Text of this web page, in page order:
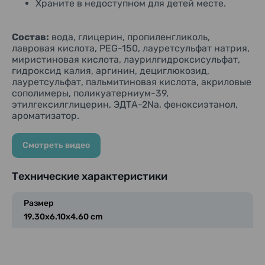
Храните в недоступном для детей месте.
Состав: вода, глицерин, пропиленгликоль,
лавровая кислота, PEG-150, лауретсульфат натрия,
миристиновая кислота, лаурилгидроксисульфат,
гидроксид калия, аргинин, дециглюкозид,
лауретсульфат, пальмитиновая кислота, акриловые
сополимеры, поликуатерниум-39,
этилгексилглицерин, ЭДТА-2Na, феноксиэтанол,
ароматизатор.
Смотреть видео
Технические характеристики
Размер
19.30x6.10x4.60 cm